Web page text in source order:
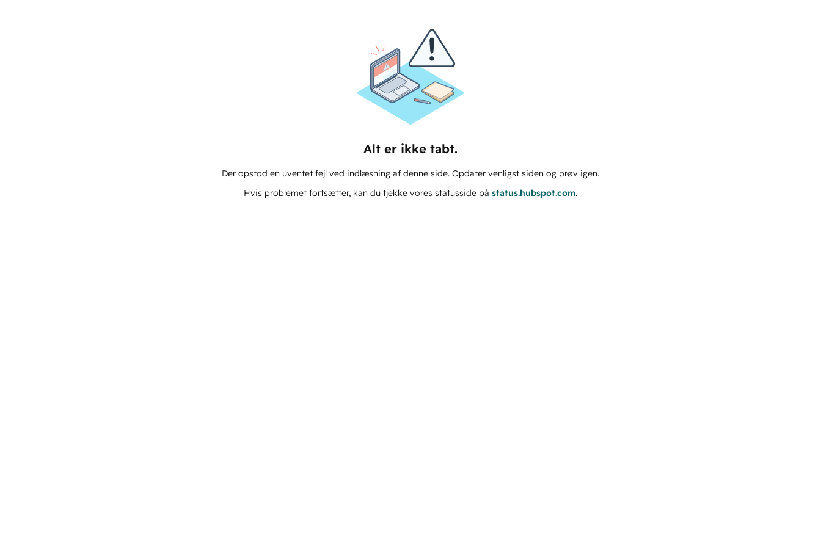
Alt er ikke tabt.
Der opstod en uventet fejl ved indlæsning af denne side. Opdater venligst siden og prøv igen.
Hvis problemet fortsætter, kan du tjekke vores statusside på status.hubspot.com.